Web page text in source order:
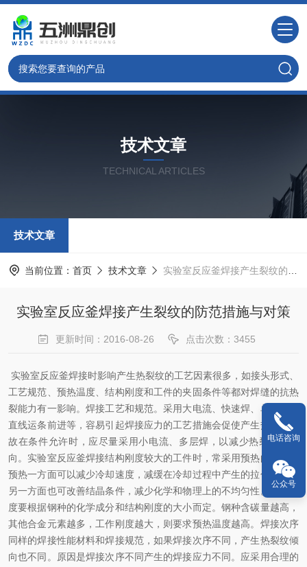
技术文章
TECHNICAL ARTICLES
技术文章
当前位置： 首页 技术文章 实验室反应釜焊接产生裂纹的防范措施与对策
实验室反应釜焊接产生裂纹的防范措施与对策
更新时间：2016-08-26 点击次数：3455
实验室反应釜焊接时影响产生热裂纹的工艺因素很多，如接头形式、
工艺规范、预热温度、结构刚度和工件的夹固条件等都对焊缝的抗热
裂能力有一影响。焊接工艺和规范。采用大电流、快速焊、单层焊、
直线运条前进等，容易引起焊接应力的工艺措施会促使产生热裂纹。
故在条件允许时，应尽量采用小电流、多层焊，以减少热裂纹的倾
向。实验室反应釜焊接结构刚度较大的工件时，常采用预热的方法。
预热一方面可以减少冷却速度，减缓在冷却过程中产生的拉伸应力，
另一方面也可改善结晶条件，减少化学和物理上的不均匀性。预热温
度要根据钢种的化学成分和结构刚度的大小而定。钢种含碳量越高，
其他合金元素越多，工作刚度越大，则要求预热温度越高。焊接次序
同样的焊接性能材料和焊接规范，如果焊接次序不同，产生热裂纹倾
向也不同。原因是焊接次序不同产生的焊接应力不同。应采用合理的
电话咨询
公众号